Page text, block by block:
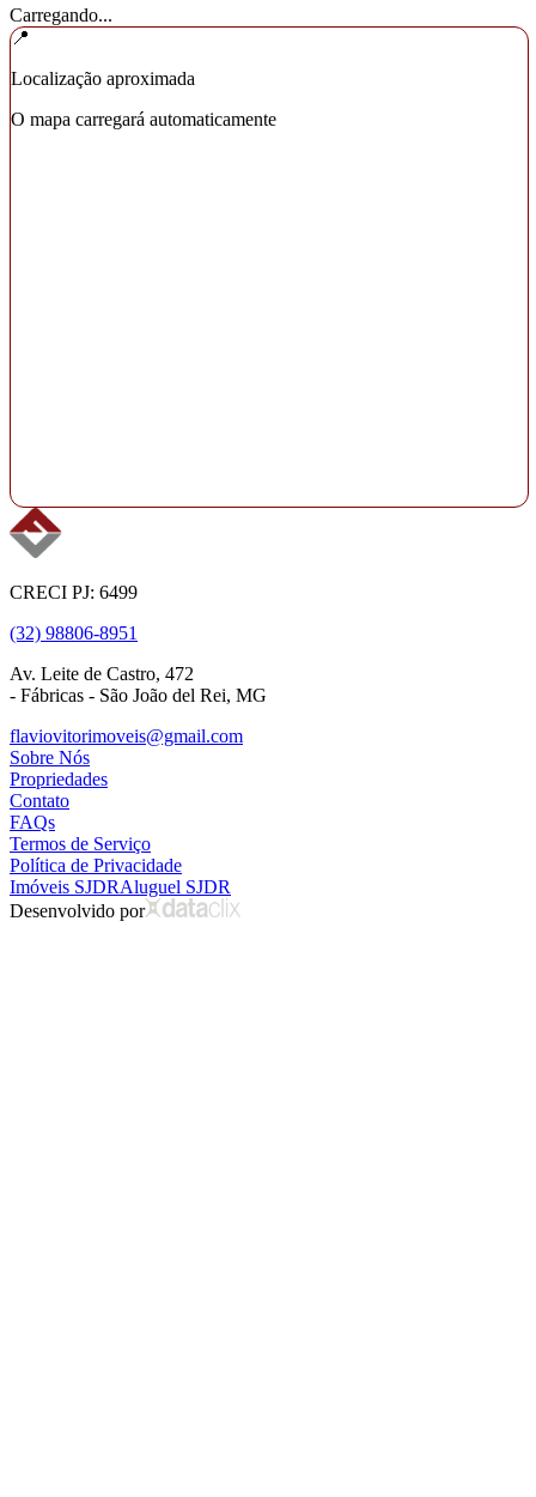
Carregando...
📍
Localização aproximada
O mapa carregará automaticamente
CRECI PJ: 6499
(32) 98806-8951
Av. Leite de Castro, 472
- Fábricas - São João del Rei, MG
flaviovitorimoveis@gmail.com
Sobre Nós
Propriedades
Contato
FAQs
Termos de Serviço
Política de Privacidade
Imóveis SJDRAluguel SJDR
Desenvolvido por